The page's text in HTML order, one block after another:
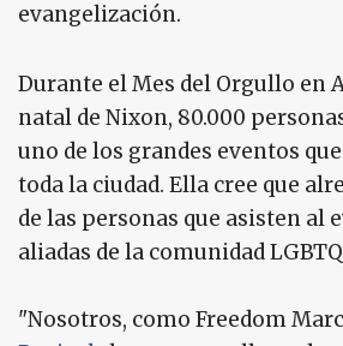
evangelización.
Durante el Mes del Orgullo en
natal de Nixon, 80.000
uno de los grandes eventos
toda la ciudad. Ella cree que
de las personas que asisten al
aliadas de la comunidad
"Nosotros, como Freedom